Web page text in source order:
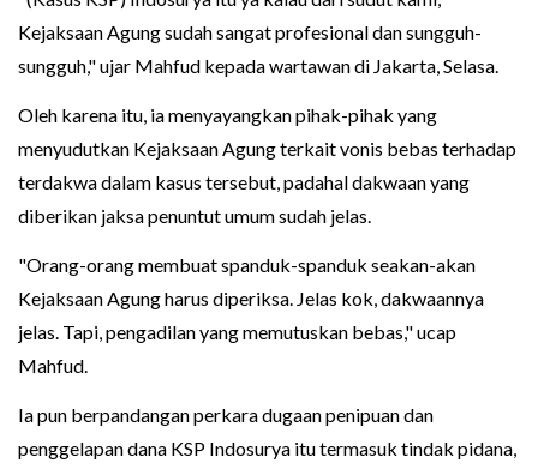
Kejaksaan Agung sudah sangat profesional dan sungguh-
sungguh," ujar Mahfud kepada wartawan di Jakarta, Selasa.
Oleh karena itu, ia menyayangkan pihak-pihak yang
menyudutkan Kejaksaan Agung terkait vonis bebas terhadap
terdakwa dalam kasus tersebut, padahal dakwaan yang
diberikan jaksa penuntut umum sudah jelas.
"Orang-orang membuat spanduk-spanduk seakan-akan
Kejaksaan Agung harus diperiksa. Jelas kok, dakwaannya
jelas. Tapi, pengadilan yang memutuskan bebas," ucap
Mahfud.
Ia pun berpandangan perkara dugaan penipuan dan
penggelapan dana KSP Indosurya itu termasuk tindak pidana,